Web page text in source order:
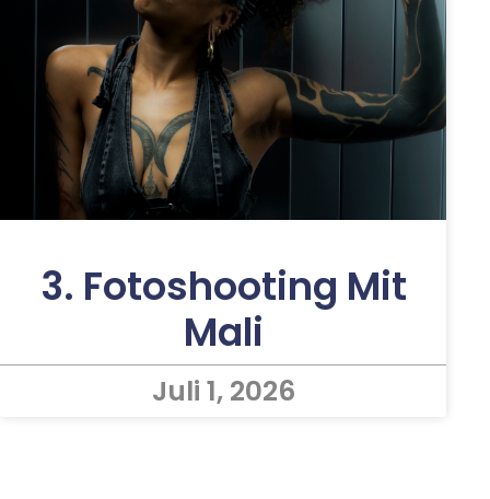
3. Fotoshooting Mit
Mali
Juli 1, 2026